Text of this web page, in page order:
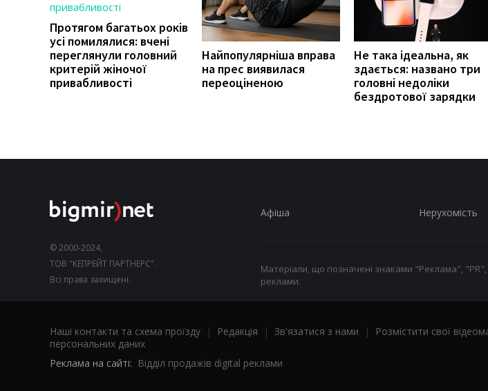
Протягом багатьох років
усі помилялися: вчені
переглянули головний
критерій жіночої
привабливості
Найпопулярніша вправа
на прес виявилася
переоціненою
Не така ідеальна, як
здається: названо три
головні недоліки
бездротової зарядки
© 2000-2024,
ТОВ "КЕПРЕЙТ ПАРТНЕРС".
Всі права захищені.
Афіша Нерухомість
Матеріали, що позначені знаками "Реклама",
реклами.
Наші контакти та схема проїзду | Редакція | Зв'язатися з нами | Розмістити свої
персональних даних
Реклама на сайті: Відділ продажів digital реклами